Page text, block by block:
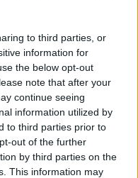
to third parties, or
information for
the below opt-out
note that after your
continue seeing
information utilized by
to third parties prior to
out of the further
by third parties on the
This information may
elnevezésű
lopózással
énekverseny, a
vetélkedő s a
legényavató